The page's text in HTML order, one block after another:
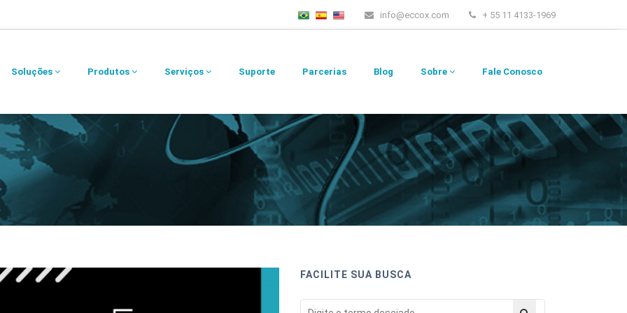
info@eccox.com + 55 11 4133-1969
Soluções Produtos Serviços Suporte Parcerias Blog Sobre Fale Conosco
FACILITE SUA BUSCA